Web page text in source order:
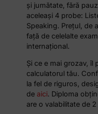
și jumătate, fără
aceleași 4 probe:
Speaking. Prețul, de
față de celelalte
internațional.
Și ce e mai grozav, îl
calculatorul tău.
la fel de riguros,
de aici. Diploma
are o valabilitate de 2